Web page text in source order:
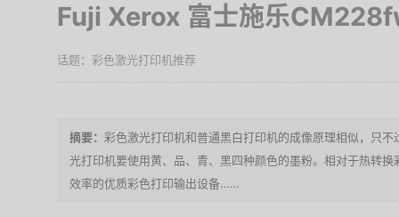
Fuji Xerox 富士施乐
彩色激光打印机推荐
彩色激光打印机和普通黑白打印机的成像原理相似，只
光打印机要使用黄、品、青、黑四种颜色的墨粉。相对于热转
效率的优质彩色打印输出设备……